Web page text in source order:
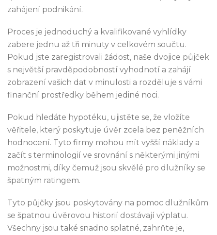
zahájení podnikání.
Proces je jednoduchý a kvalifikované vyhlídky
zabere jednu až tři minuty v celkovém součtu.
Pokud jste zaregistrovali žádost, naše dvojice půjček
s největší pravděpodobností vyhodnotí a zahájí
zobrazení vašich dat v minulosti a rozděluje s vámi
finanční prostředky během jediné noci.
Pokud hledáte hypotéku, ujistěte se, že vložíte
věřitele, který poskytuje úvěr zcela bez peněžních
hodnocení. Tyto firmy mohou mít vyšší náklady a
začít s terminologií ve srovnání s některými jinými
možnostmi, díky čemuž jsou skvělé pro dlužníky se
špatným ratingem.
Tyto půjčky jsou poskytovány na pomoc dlužníkům
se špatnou úvěrovou historií dostávají výplatu.
Všechny jsou také snadno splatné, zahrňte je,